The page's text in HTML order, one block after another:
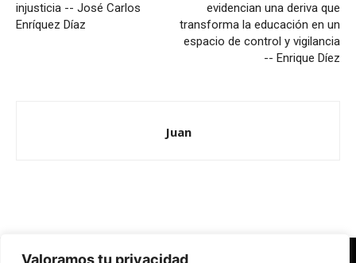
Valoramos tu privacidad
injusticia -- José Carlos
Enríquez Díaz
evidencian una deriva que
transforma la educación en un
espacio de control y vigilancia
-- Enrique Díez
Juan